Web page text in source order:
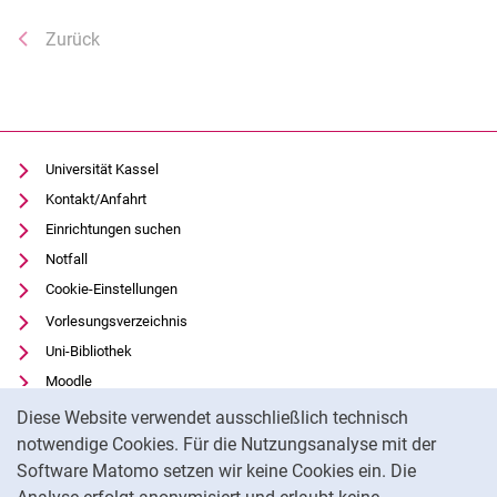
Diese Website verwendet ausschließlich technisch
notwendige Cookies. Für die Nutzungsanalyse mit der
Software Matomo setzen wir keine Cookies ein. Die
Zurück
Universität Kassel
Kontakt/Anfahrt
Einrichtungen suchen
Notfall
Cookie-Einstellungen
Vorlesungsverzeichnis
Uni-Bibliothek
Moodle
Panopto
Datenschutz
Barrierefreiheit